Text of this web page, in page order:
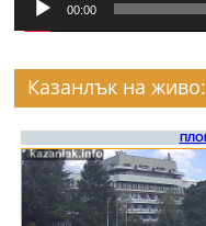
00:00
Казанлък на живо: